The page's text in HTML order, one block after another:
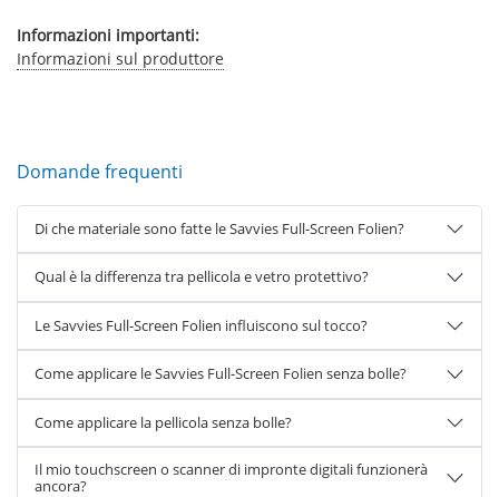
Informazioni importanti:
Informazioni sul produttore
Domande frequenti
Di che materiale sono fatte le Savvies Full-Screen Folien?
Qual è la differenza tra pellicola e vetro protettivo?
Le Savvies Full-Screen Folien influiscono sul tocco?
Come applicare le Savvies Full-Screen Folien senza bolle?
Come applicare la pellicola senza bolle?
Il mio touchscreen o scanner di impronte digitali funzionerà
ancora?